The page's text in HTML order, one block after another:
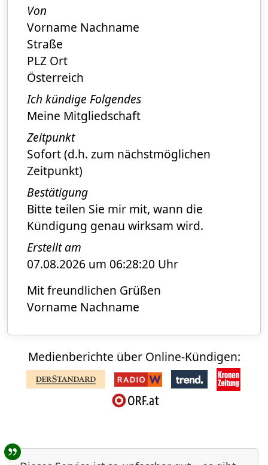
Von
Vorname Nachname
Straße
PLZ Ort
Österreich
Ich kündige Folgendes
Meine Mitgliedschaft
Zeitpunkt
Sofort (d.h. zum nächstmöglichen
Zeitpunkt)
Bestätigung
Bitte teilen Sie mir mit, wann die
Kündigung genau wirksam wird.
Erstellt am
07.08.2026 um 06:28:20 Uhr
Mit freundlichen Grüßen
Vorname Nachname
Medienberichte über Online-Kündigen:
Benutzer-Rückmeldungen